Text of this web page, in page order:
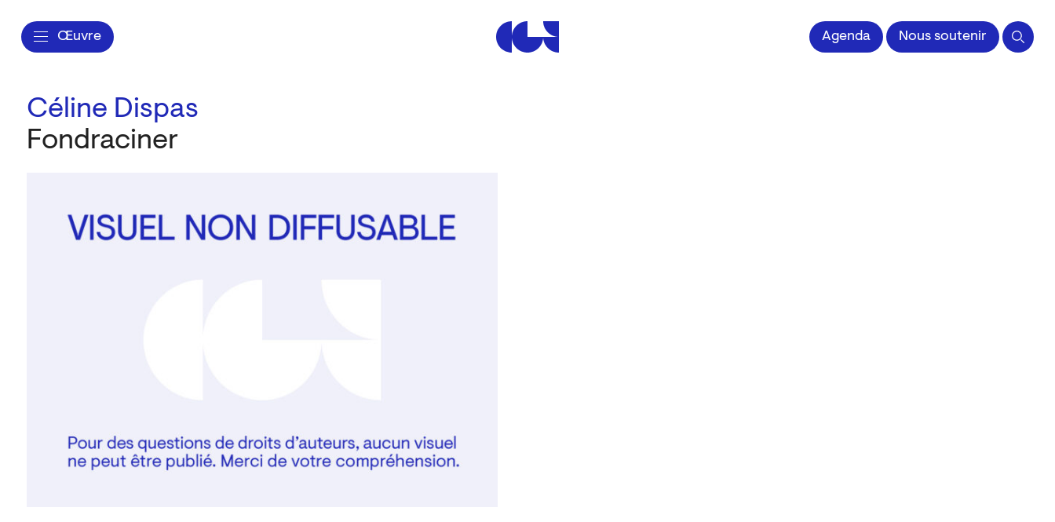
Œuvre Centre de la Gravure et de l'Image impriméeAgenda Nous soutenir
Céline Dispas
Fondraciner